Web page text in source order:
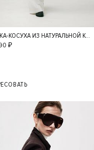
КУРТКА-КОСУХА ИЗ НАТУРАЛЬНОЙ КОЖИ
₽